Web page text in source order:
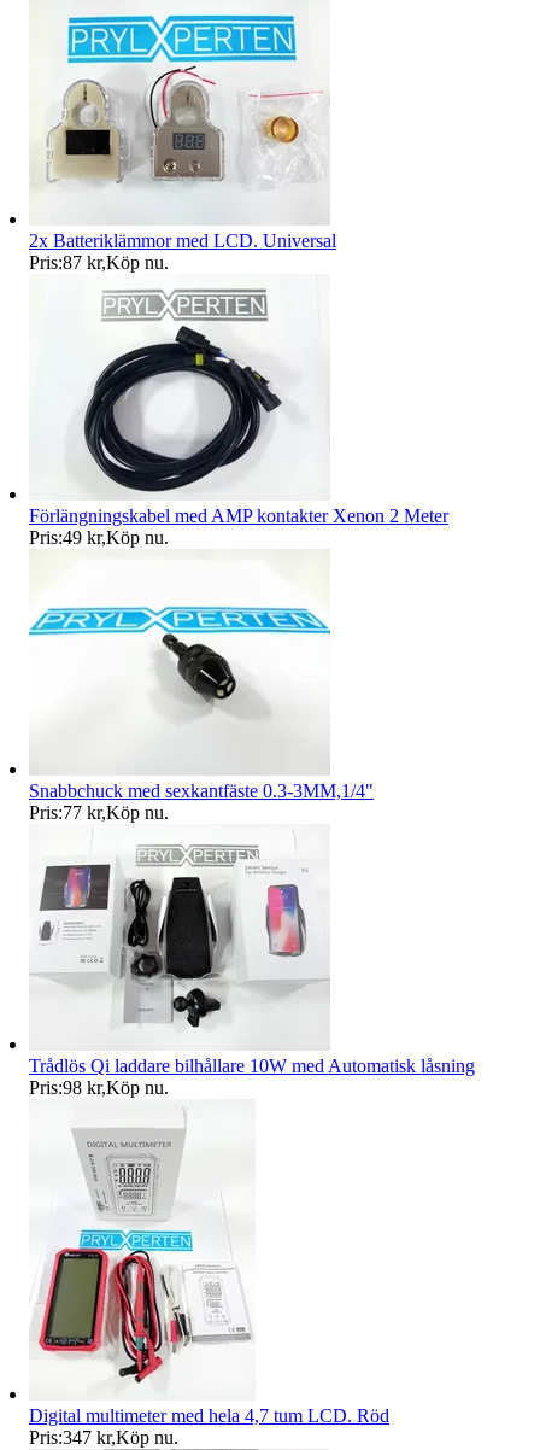
2x Batteriklämmor med LCD. Universal
Pris:87 kr,Köp nu.
Förlängningskabel med AMP kontakter Xenon 2 Meter
Pris:49 kr,Köp nu.
Snabbchuck med sexkantfäste 0.3-3MM,1/4"
Pris:77 kr,Köp nu.
Trådlös Qi laddare bilhållare 10W med Automatisk låsning
Pris:98 kr,Köp nu.
Digital multimeter med hela 4,7 tum LCD. Röd
Pris:347 kr,Köp nu.